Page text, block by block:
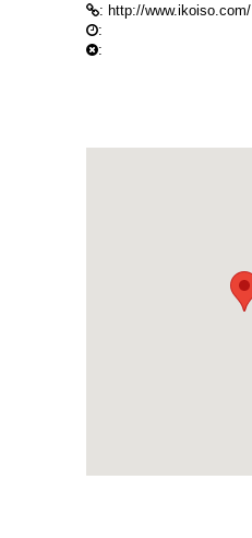
: http://www.ikoiso.com/
:
: